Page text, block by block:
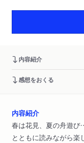
内容紹介
感想をおくる
内容紹介
春は花見、夏の舟遊
とともに読みながら楽